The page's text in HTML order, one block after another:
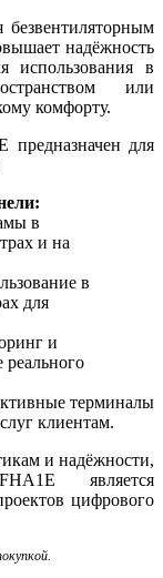
надёжность
использования в
или
комфорту.
предназначен для
в
и на
в
для
и
терминалы
клиентам.
и надёжности,
является
цифрового